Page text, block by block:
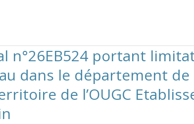
n°26EB524 portant
dans le département
de l’OUGC